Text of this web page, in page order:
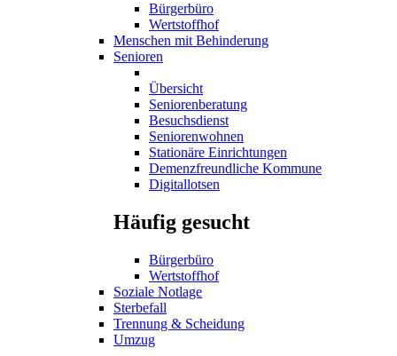
Bürgerbüro
Wertstoffhof
Menschen mit Behinderung
Senioren
Übersicht
Seniorenberatung
Besuchsdienst
Seniorenwohnen
Stationäre Einrichtungen
Demenzfreundliche Kommune
Digitallotsen
Häufig gesucht
Bürgerbüro
Wertstoffhof
Soziale Notlage
Sterbefall
Trennung & Scheidung
Umzug